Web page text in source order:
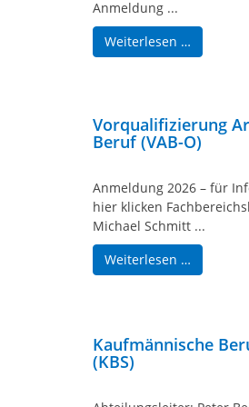
Anmeldung ...
Weiterlesen …
Vorqualifizierung
Beruf (VAB-O)
Anmeldung 2026 – für
hier klicken
Michael Schmitt ...
Weiterlesen …
Kaufmännische
(KBS)